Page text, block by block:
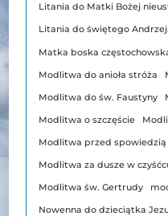
Litania do Matki Bożej
Litania do świętego
Matka boska
Modlitwa do anioła stróża
Modlitwa do św. Faustyny
Modlitwa o szczęście
Modlitwa przed spowiedzią
Modlitwa za dusze w
Modlitwa św. Gertrudy
Nowenna do dzieciątka